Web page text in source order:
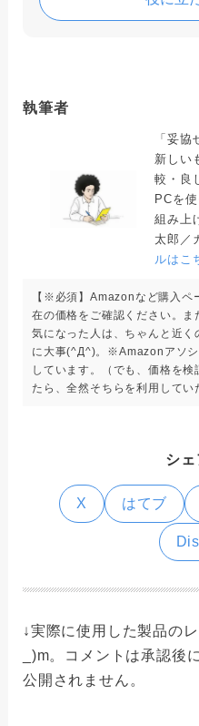
執筆者
「妥協
新しい
較・良
PCを
組み上
太郎／
ルはこ
【※必須】Amazonなど購入ペ
在の価格をご確認ください。
気になった人は、ちゃんと近
に大事(^Д^)。※Amazonアソシ
しています。（でも、価格を
たら、全然そちらを利用してい
シェ
X はてブ
↓実際に使用した製品の
_)m。コメントは承認後
公開されません。